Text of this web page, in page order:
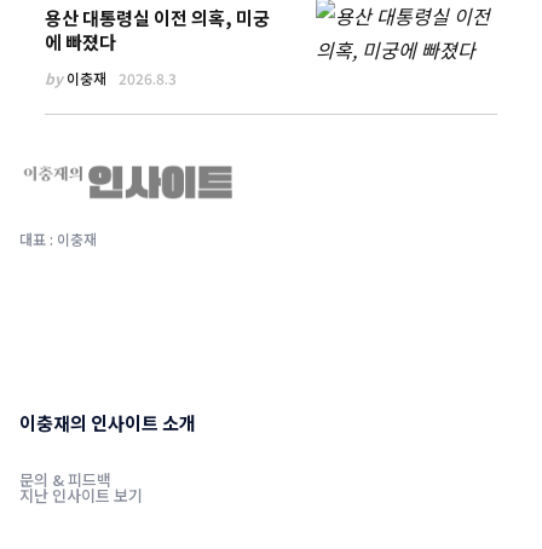
용산 대통령실 이전 의혹, 미궁
에 빠졌다
by이충재 2026.8.3
대표 : 이충재
이충재의 인사이트 소개
문의 & 피드백
지난 인사이트 보기